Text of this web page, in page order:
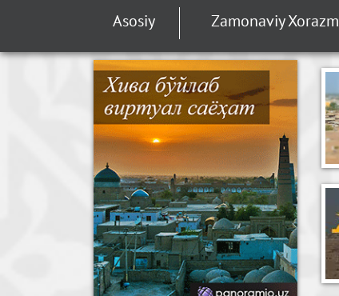
Asosiy Zamonaviy Xorazm